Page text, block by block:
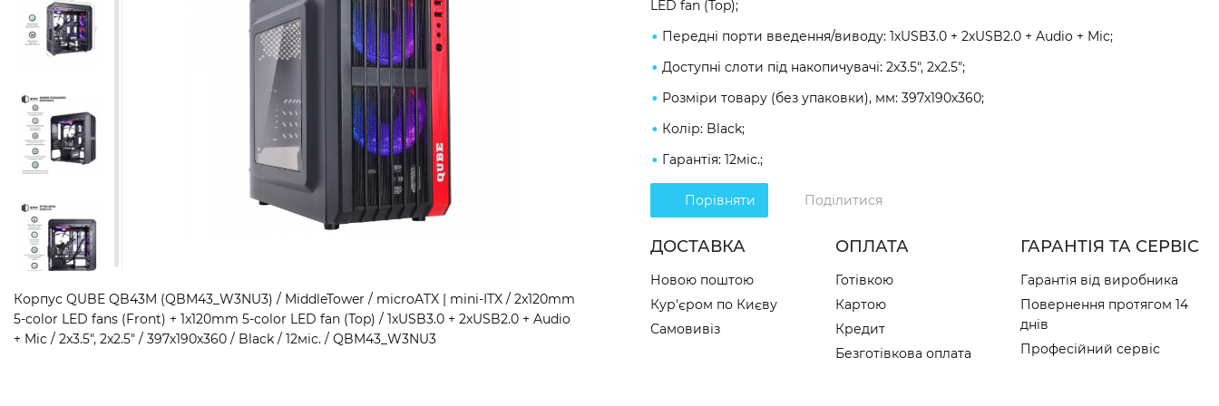
Корпус QUBE QB43M (QBM43_W3NU3) / MiddleTower / microATX | mini-ITX / 2x120mm
5-color LED fans (Front) + 1x120mm 5-color LED fan (Top) / 1хUSB3.0 + 2хUSB2.0 + Audio
+ Mic / 2x3.5", 2x2.5" / 397х190х360 / Black / 12міс. / QBM43_W3NU3
LED fan (Top);
Передні порти введення/виводу: 1хUSB3.0 + 2хUSB2.0 + Audio + Mic;
Доступні слоти під накопичувачі: 2x3.5", 2x2.5";
Розміри товару (без упаковки), мм: 397х190х360;
Колір: Black;
Гарантія: 12міс.;
Порівняти Поділитися
ДОСТАВКА
Новою поштою
Кур'єром по Києву
Самовивіз
ОПЛАТА
Готівкою
Картою
Кредит
Безготівкова оплата
ГАРАНТІЯ ТА СЕРВІС
Гарантія від виробника
Повернення протягом 14
днів
Професійний сервіс